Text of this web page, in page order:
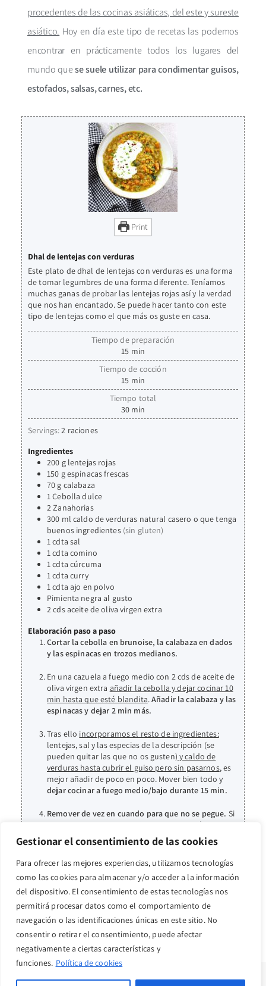
Gestionar el consentimiento de las cookies
Para ofrecer las mejores experiencias, utilizamos tecnologías
como las cookies para almacenar y/o acceder a la información
del dispositivo. El consentimiento de estas tecnologías nos
permitirá procesar datos como el comportamiento de
navegación o las identificaciones únicas en este sitio. No
consentir o retirar el consentimiento, puede afectar
negativamente a ciertas características y
funciones. Política de cookies
procedentes de las cocinas asiáticas, del este y sureste
asiático. Hoy en día este tipo de recetas las podemos
encontrar en prácticamente todos los lugares del
mundo quese suele utilizar para condimentar guisos,
estofados, salsas, carnes, etc.
Print
Dhal de lentejas con verduras
Este plato de dhal de lentejas con verduras es una forma
de tomar legumbres de una forma diferente. Teníamos
muchas ganas de probar las lentejas rojas así y la verdad
que nos han encantado. Se puede hacer tanto con este
tipo de lentejas como el que más os guste en casa.
Tiempo de preparación
15 min
Tiempo de cocción
15 min
Tiempo total
30 min
Servings:2 raciones
Ingredientes
200 g lentejas rojas
150 gespinacas frescas
70 g calabaza
1Cebolla dulce
2Zanahorias
300 ml caldo de verduras natural casero o que tenga
buenos ingredientes (sin gluten)
1cdta sal
1cdta comino
1cdta cúrcuma
1cdta curry
1cdta ajo en polvo
Pimienta negra al gusto
2cdsaceite de oliva virgen extra
Elaboración paso a paso
Cortar la cebolla en brunoise, la calabaza en dados
y las espinacas en trozos medianos.
En una cazuela a fuego medio con 2 cds de aceite de
oliva virgen extra añadir la cebolla y dejar cocinar 10
min hasta que esté blandita.Añadir la calabaza y las
espinacas y dejar 2 min más.
Tras ello incorporamos el resto de ingredientes:
lentejas, sal y las especias de la descripción (se
pueden quitar las que no os gusten) y caldo de
verduras hasta cubrir el guiso pero sin pasarnos, es
mejor añadir de poco en poco. Mover bien todo y
dejar cocinar a fuego medio/bajo durante 15 min.
Remover de vez en cuando para que no se pegue. Si
se os quedase sin caldo añadir un poco más.
Servir con yogurt o queso batido por encima (sin
lactosa si es necesario)o incluso se podría añadir
yogurt de coco que le da un toque buenísimo.
acompañar con cuscus integral.
Copyright © 2022 · purahealthyvida